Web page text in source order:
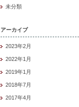
未分類
アーカイブ
2023年2月
2022年1月
2019年1月
2018年7月
2017年4月